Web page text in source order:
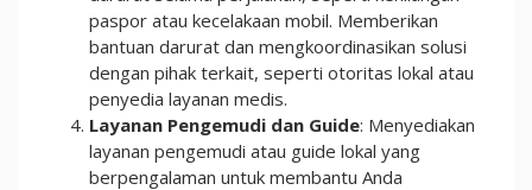
paspor atau kecelakaan mobil. Memberikan
bantuan darurat dan mengkoordinasikan solusi
dengan pihak terkait, seperti otoritas lokal atau
penyedia layanan medis.
Layanan Pengemudi dan Guide: Menyediakan
layanan pengemudi atau guide lokal yang
berpengalaman untuk membantu Anda